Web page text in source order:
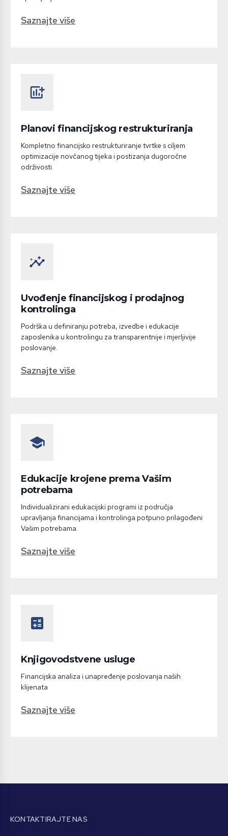
Saznajte više
add_chart
Planovi financijskog restrukturiranja
Kompletno financijsko restrukturiranje tvrtke s ciljem
optimizacije novčanog tijeka i postizanja dugoročne
održivosti.
Saznajte više
insights
Uvođenje financijskog i prodajnog
kontrolinga
Podrška u definiranju potreba, izvedbe i edukacije
zaposlenika u kontrolingu za transparentnije i mjerljivije
poslovanje.
Saznajte više
school
Edukacije krojene prema Vašim
potrebama
Individualizirani edukacijski programi iz područja
upravljanja financijama i kontrolinga potpuno prilagođeni
Vašim potrebama.
Saznajte više
calculate
Knjigovodstvene usluge
Financijska analiza i unapređenje poslovanja naših
klijenata
Saznajte više
KONTAKTIRAJTE NAS